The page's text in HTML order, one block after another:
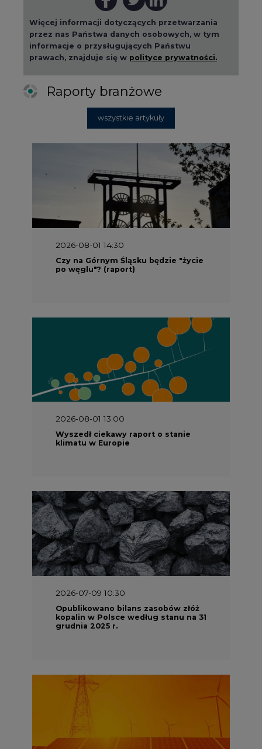
Więcej informacji dotyczących przetwarzania
przez nas Państwa danych osobowych, w tym
informacje o przysługujących Państwu
prawach, znajduje się w polityce prywatności.
Raporty branżowe
wszystkie artykuły
2026-08-01 14:30
Czy na Górnym Śląsku będzie "życie
po węglu"? (raport)
2026-08-01 13:00
Wyszedł ciekawy raport o stanie
klimatu w Europie
2026-07-09 10:30
Opublikowano bilans zasobów złóż
kopalin w Polsce według stanu na 31
grudnia 2025 r.